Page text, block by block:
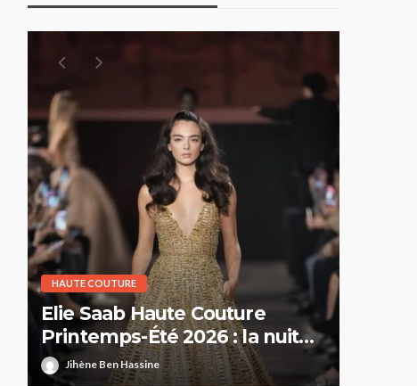
HAUTE COUTURE
Elie Saab Haute Couture
Printemps-Été 2026 : la nuit
comme territoire de liberté
Jihène Ben Hassine